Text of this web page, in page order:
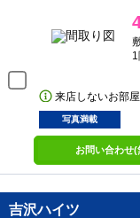
来店しないお部
写真満載
お問い合わせ(
吉沢ハイツ